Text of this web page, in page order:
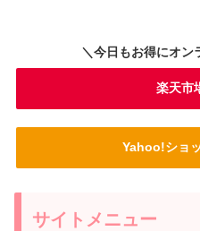
＼今日もお得にオン
楽天市
Yahoo!ショ
サイトメニュー